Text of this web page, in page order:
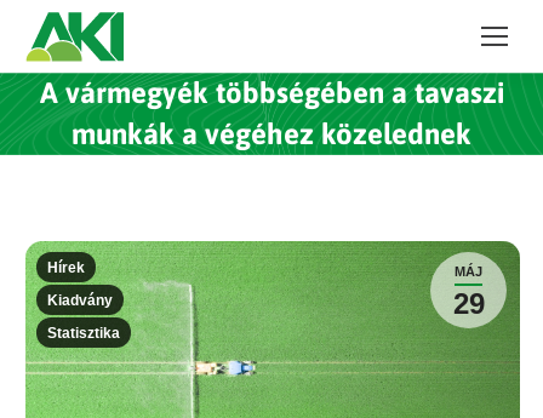
A vármegyék többségében a tavaszi
munkák a végéhez közelednek
MÁJ
29
Hírek
Kiadvány
Statisztika